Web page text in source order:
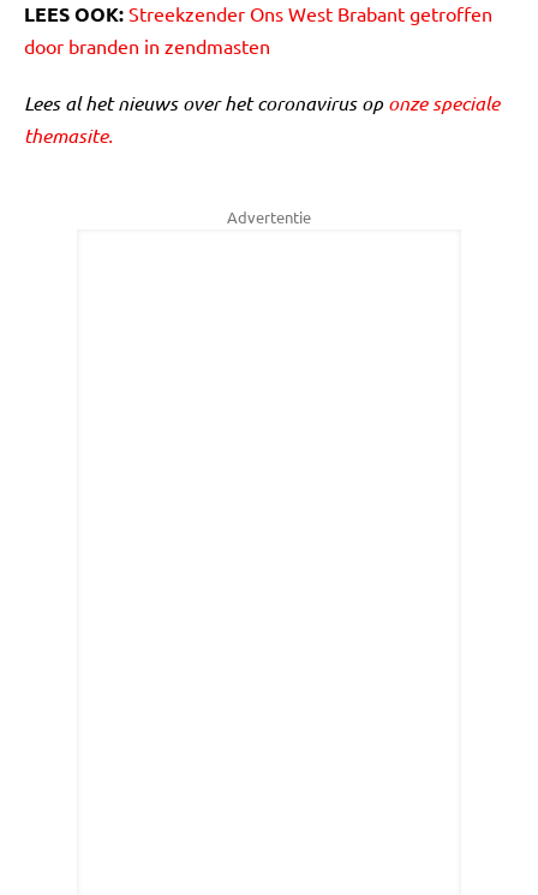
LEES OOK: Streekzender Ons West Brabant getroffen
door branden in zendmasten
Lees al het nieuws over het coronavirus op onze speciale
themasite.
Advertentie